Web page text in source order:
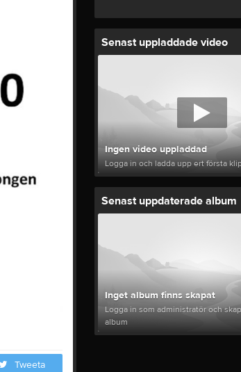
Tweeta
Senast uppladdade video
Ingen video uppladdad
Logga in och ladda upp ert första
Senast uppdaterade album
Inget album finns skapat
Logga in som administratör och
album